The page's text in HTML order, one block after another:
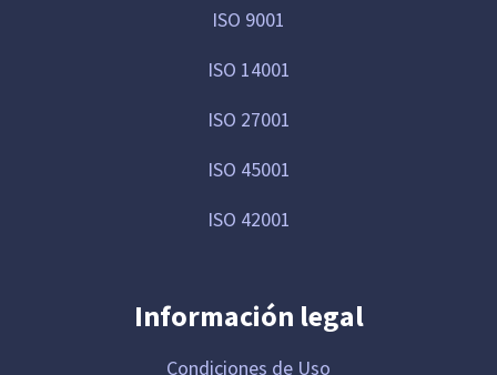
ISO 9001
ISO 14001
ISO 27001
ISO 45001
ISO 42001
Información legal
Condiciones de Uso